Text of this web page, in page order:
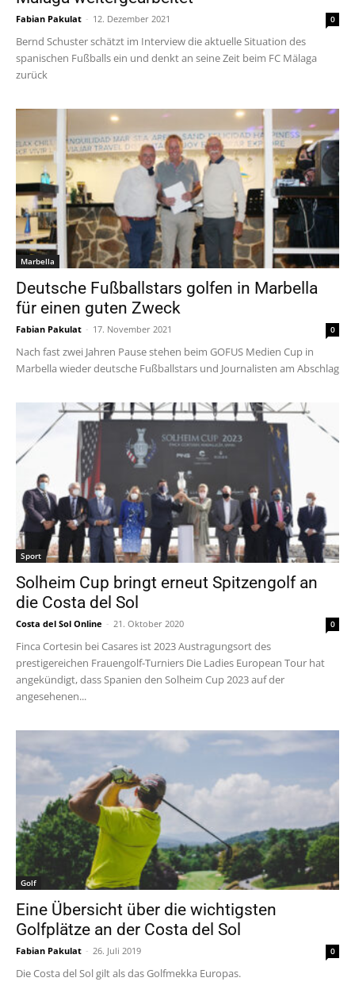
Fabian Pakulat - 12. Dezember 2021 0
Bernd Schuster schätzt im Interview die aktuelle Situation des
spanischen Fußballs ein und denkt an seine Zeit beim FC Mälaga
zurück
Marbella
Deutsche Fußballstars golfen in Marbella
für einen guten Zweck
Fabian Pakulat - 17. November 2021 0
Nach fast zwei Jahren Pause stehen beim GOFUS Medien Cup in
Marbella wieder deutsche Fußballstars und Journalisten am Abschlag
Sport
Solheim Cup bringt erneut Spitzengolf an
die Costa del Sol
Costa del Sol Online - 21. Oktober 2020 0
Finca Cortesin bei Casares ist 2023 Austragungsort des
prestigereichen Frauengolf-Turniers Die Ladies European Tour hat
angekündigt, dass Spanien den Solheim Cup 2023 auf der
angesehenen...
Golf
Eine Übersicht über die wichtigsten
Golfplätze an der Costa del Sol
Fabian Pakulat - 26. Juli 2019 0
Die Costa del Sol gilt als das Golfmekka Europas.